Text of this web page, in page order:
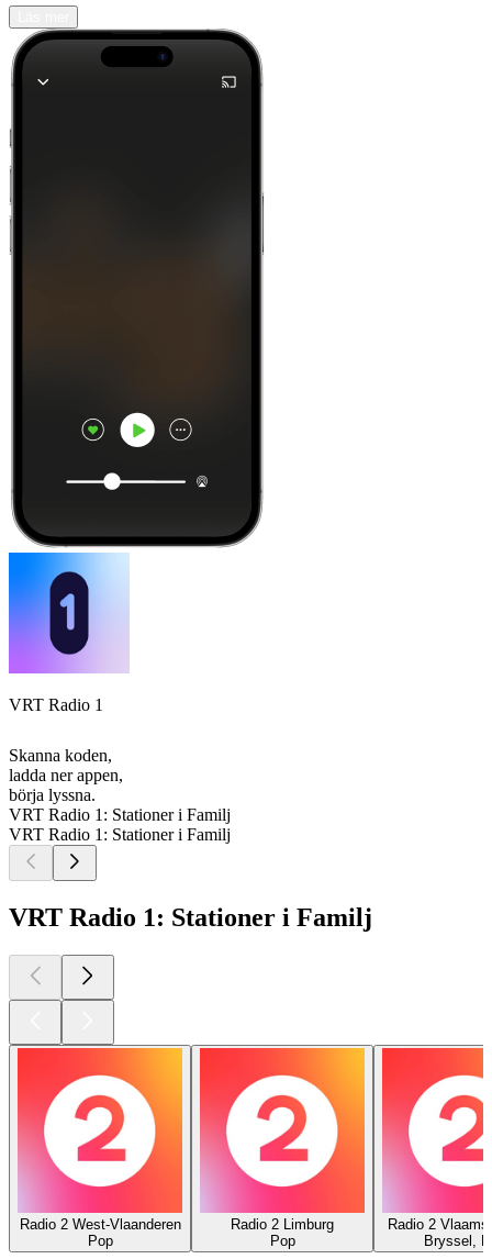
VRT Radio 1
Skanna koden,
ladda ner appen,
börja lyssna.
VRT Radio 1: Stationer i Familj
VRT Radio 1: Stationer i Familj
VRT Radio 1: Stationer i Familj
Radio 2 West-Vlaanderen
Pop
Radio 2 Limburg
Pop
Radio 2
Bryssel,